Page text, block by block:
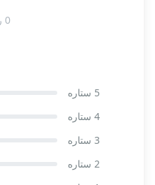
0 رأی
5 ستاره
4 ستاره
3 ستاره
2 ستاره